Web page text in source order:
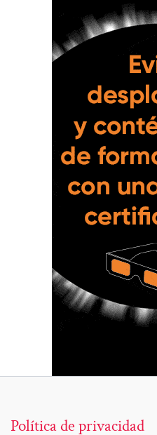
Política de privacidad